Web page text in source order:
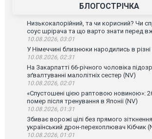
БЛОГОСТРІЧКА
Низькокалорійний, та чи корисний? Чи
соус шрірача та що варто знати перед
10.08.2026, 03:01
У Німеччині близнюки народились в різні
10.08.2026, 02:31
На Закарпатті 66-річного чоловіка
зґвалтуванні малолітніх сестер (NV)
10.08.2026, 02:01
«Спустошені цією раптовою новиною»:
помер після тренування в Японії (NV)
10.08.2026, 01:31
Збиває ворожі цілі без прямого
український дрон-перехоплювач Кібчик
10.08.2026, 01:01